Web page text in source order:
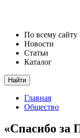
По всему сайту
Новости
Статьи
Каталог
Найти
Главная
Общество
«Спасибо за